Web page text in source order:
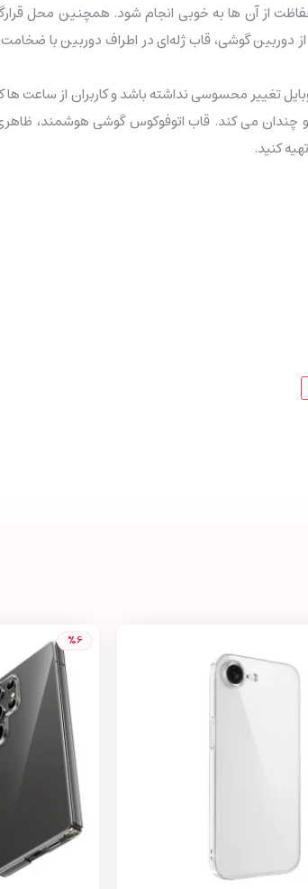
از آن ها به خوبی انجام شود. همچنین محل
گوشی، قاب ژله‌ای در اطراف دوربین با ضخامت
تغییر محسوسی نداشته باشد و کاربران از
چندان می کند. قاب اتوفوکوس گوشی هوشمند،
تهیه کنید.
%6